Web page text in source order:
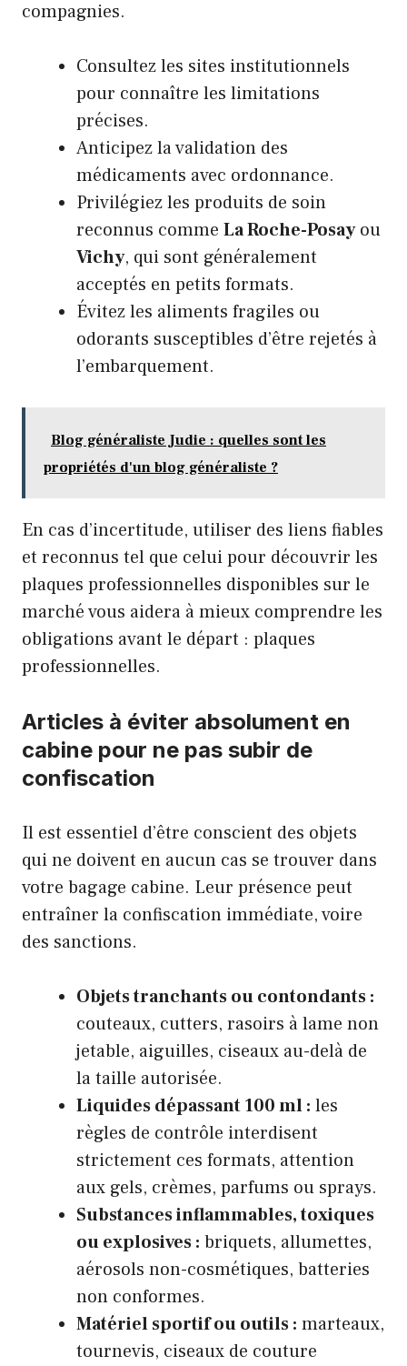
compagnies.
Consultez les sites institutionnels
pour connaître les limitations
précises.
Anticipez la validation des
médicaments avec ordonnance.
Privilégiez les produits de soin
reconnus comme La Roche-Posayou
Vichy, qui sont généralement
acceptés en petits formats.
Évitez les aliments fragiles ou
odorants susceptibles d’être rejetés à
l’embarquement.
Blog généraliste Judie : quelles sont les
propriétés d'un blog généraliste ?
En cas d’incertitude, utiliser des liens fiables
et reconnus tel que celui pour découvrir les
plaques professionnelles disponibles sur le
marché vous aidera à mieux comprendre les
obligations avant le départ : plaques
professionnelles.
Articles à éviter absolument en
cabine pour ne pas subir de
confiscation
Il est essentiel d’être conscient des objets
qui ne doivent en aucun cas se trouver dans
votre bagage cabine. Leur présence peut
entraîner la confiscation immédiate, voire
des sanctions.
Objets tranchants ou contondants :
couteaux, cutters, rasoirs à lame non
jetable, aiguilles, ciseaux au-delà de
la taille autorisée.
Liquides dépassant 100 ml : les
règles de contrôle interdisent
strictement ces formats, attention
aux gels, crèmes, parfums ou sprays.
Substances inflammables, toxiques
ou explosives : briquets, allumettes,
aérosols non-cosmétiques, batteries
non conformes.
Matériel sportif ou outils : marteaux,
tournevis, ciseaux de couture